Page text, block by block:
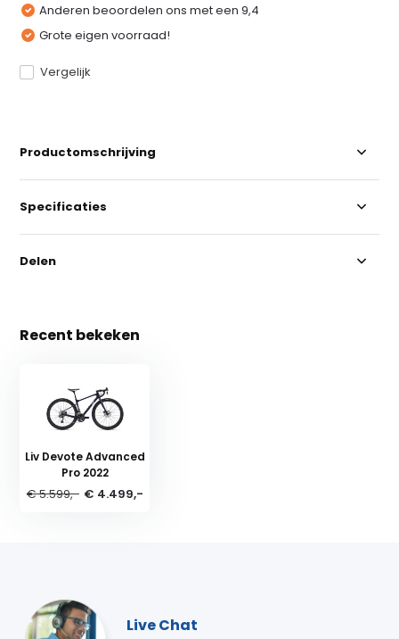
Anderen beoordelen ons met een 9,4
Grote eigen voorraad!
Vergelijk
Productomschrijving
Specificaties
Delen
Recent bekeken
Liv Devote Advanced
Pro 2022
€ 5.599,- € 4.499,-
Live Chat